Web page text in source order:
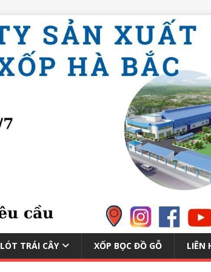
TRÁI CÂY XỐP BỌC ĐỒ GỖ LIÊN